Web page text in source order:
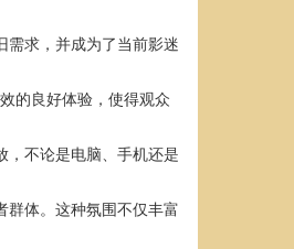
需求，并成为了当前影迷
的良好体验，使得观众
，不论是电脑、手机还是
群体。这种氛围不仅丰富